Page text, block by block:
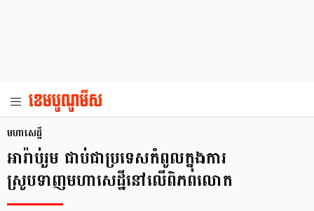
មហាសេដ្ឋី
អារ៉ាប់រួម ជាប់ជាប្រទេសកំពូលក្នុងការ
ស្រូបទាញមហាសេដ្ឋីនៅលើពិភពលោក